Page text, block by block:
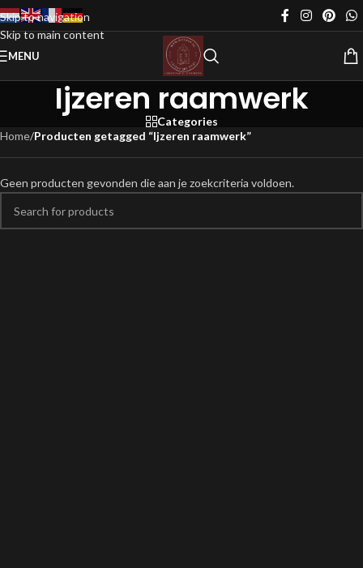
Skip to navigation
Skip to main content
MENU
Ijzeren raamwerk
Categories
Home/Producten getagged “Ijzeren raamwerk”
Geen producten gevonden die aan je zoekcriteria voldoen.